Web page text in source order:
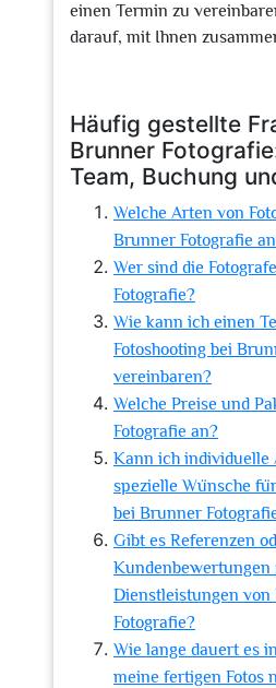
einen Termin zu
darauf, mit Ihnen
Häufig gestellte
Brunner
Team, Buchung
Welche Arten von
Brunner Fotografie
Wer sind die
Fotografie?
Wie kann ich einen
Fotoshooting bei
vereinbaren?
Welche Preise und
Fotografie an?
Kann ich individuelle
spezielle Wünsche
bei Brunner
Gibt es Referenzen
Kundenbewertungen
Dienstleistungen
Fotografie?
Wie lange dauert es
meine fertigen Fotos